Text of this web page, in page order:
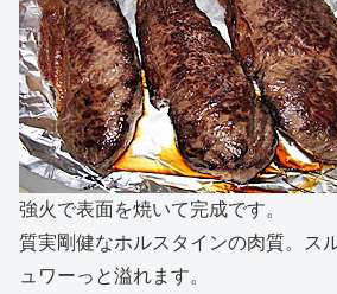
強火で表面を焼いて完成です。
質実剛健なホルスタインの肉質。ス
ュワーっと溢れます。